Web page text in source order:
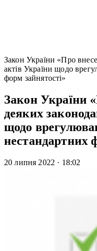
Закон України «Про
актів України щодо
форм зайнятості»
Закон України
деяких
щодо
нестандартних
20 липня 2022 · 18:02